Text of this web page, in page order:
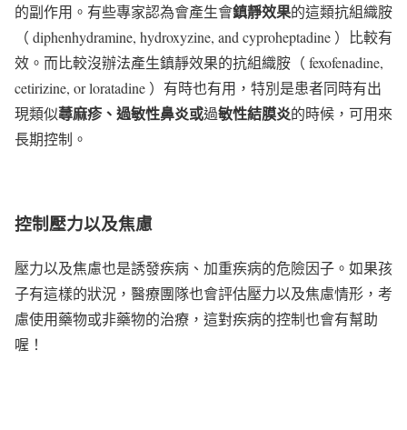
的副作用。有些專家認為會產生會鎮靜效果的這類抗組織胺
（ diphenhydramine, hydroxyzine, and cyproheptadine ）比較有
效。而比較沒辦法產生鎮靜效果的抗組織胺（ fexofenadine,
cetirizine, or loratadine ）有時也有用，特別是患者同時有出
現類似蕁麻疹、過敏性鼻炎或過敏性結膜炎的時候，可用來
長期控制。
控制壓力以及焦慮
壓力以及焦慮也是誘發疾病、加重疾病的危險因子。如果孩
子有這樣的狀況，醫療團隊也會評估壓力以及焦慮情形，考
慮使用藥物或非藥物的治療，這對疾病的控制也會有幫助
喔！